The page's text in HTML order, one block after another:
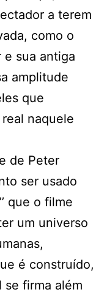
a terem
como o
sua antiga
amplitude
que
naquele
de Peter
ser usado
que o filme
um universo
é construído,
firma além